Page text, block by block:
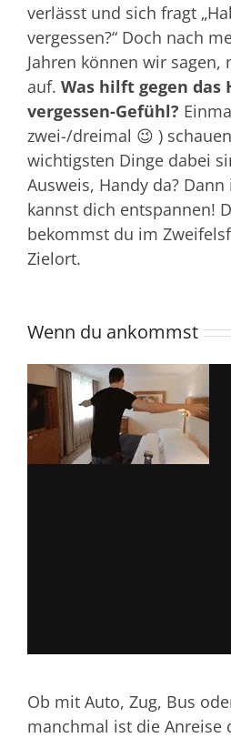
verlässt und sich fragt
vergessen?“ Doch nach
Jahren können wir sagen,
auf. Was hilft gegen das
vergessen-Gefühl?
zwei-/dreimal 😉 )
wichtigsten Dinge dabei
Ausweis, Handy da?
kannst dich entspannen!
bekommst du im
Zielort.
Wenn du ankommst
Ob mit Auto, Zug, Bus
manchmal ist die Anreise